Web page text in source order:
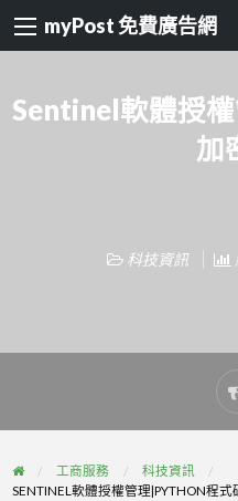
myPost 免費廣告網
Sentinel軟體授
加
科技資訊
工商服務
科技資訊
SENTINEL軟體授權管理|PYTHON程式